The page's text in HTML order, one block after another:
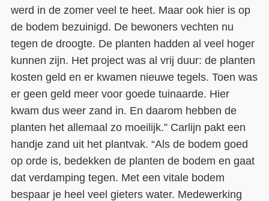
werd in de zomer veel te heet. Maar ook hier is op
de bodem bezuinigd. De bewoners vechten nu
tegen de droogte. De planten hadden al veel hoger
kunnen zijn. Het project was al vrij duur: de planten
kosten geld en er kwamen nieuwe tegels. Toen was
er geen geld meer voor goede tuinaarde. Hier
kwam dus weer zand in. En daarom hebben de
planten het allemaal zo moeilijk.” Carlijn pakt een
handje zand uit het plantvak. “Als de bodem goed
op orde is, bedekken de planten de bodem en gaat
dat verdamping tegen. Met een vitale bodem
bespaar je heel veel gieters water. Medewerking